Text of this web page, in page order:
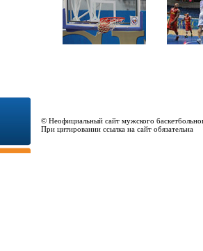
© Неофициальный сайт мужского
При цитировании ссылка на сайт обязательна